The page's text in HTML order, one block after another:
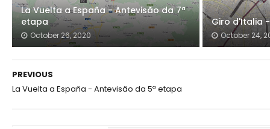
La Vuelta a España - Antevisão da 7ª
etapa
October 26, 2020
Giro d'Italia
October 24,
PREVIOUS
La Vuelta a España - Antevisão da 5ª etapa